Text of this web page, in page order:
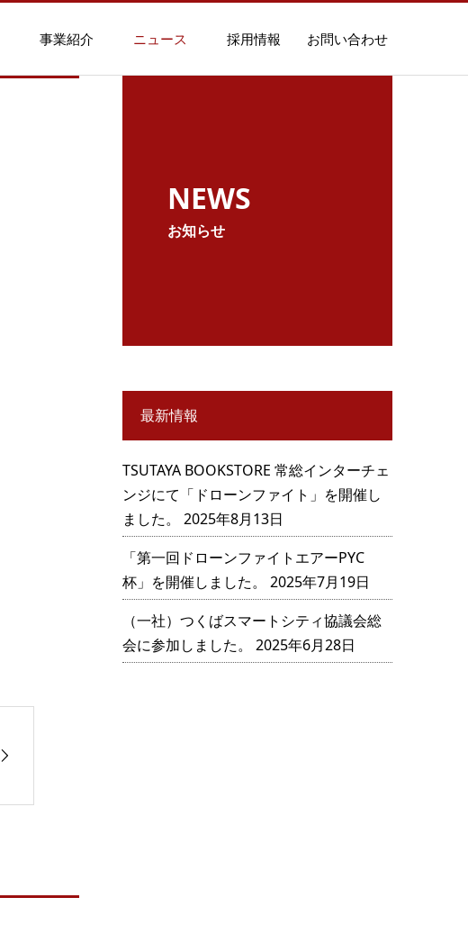
事業紹介 ニュース 採用情報 お問い合わせ
NEWS
お知らせ
最新情報
TSUTAYA BOOKSTORE 常総インターチェ
ンジにて「ドローンファイト」を開催し
ました。
2025年8月13日
「第一回ドローンファイトエアーPYC
杯」を開催しました。
2025年7月19日
（一社）つくばスマートシティ協議会総
会に参加しました。
2025年6月28日